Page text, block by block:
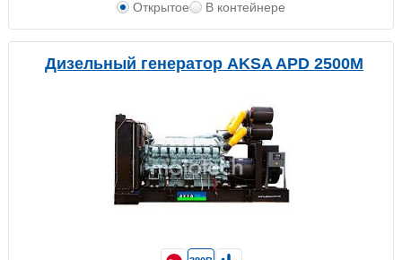
Открытое В контейнере
Дизельный генератор AKSA APD 2500M